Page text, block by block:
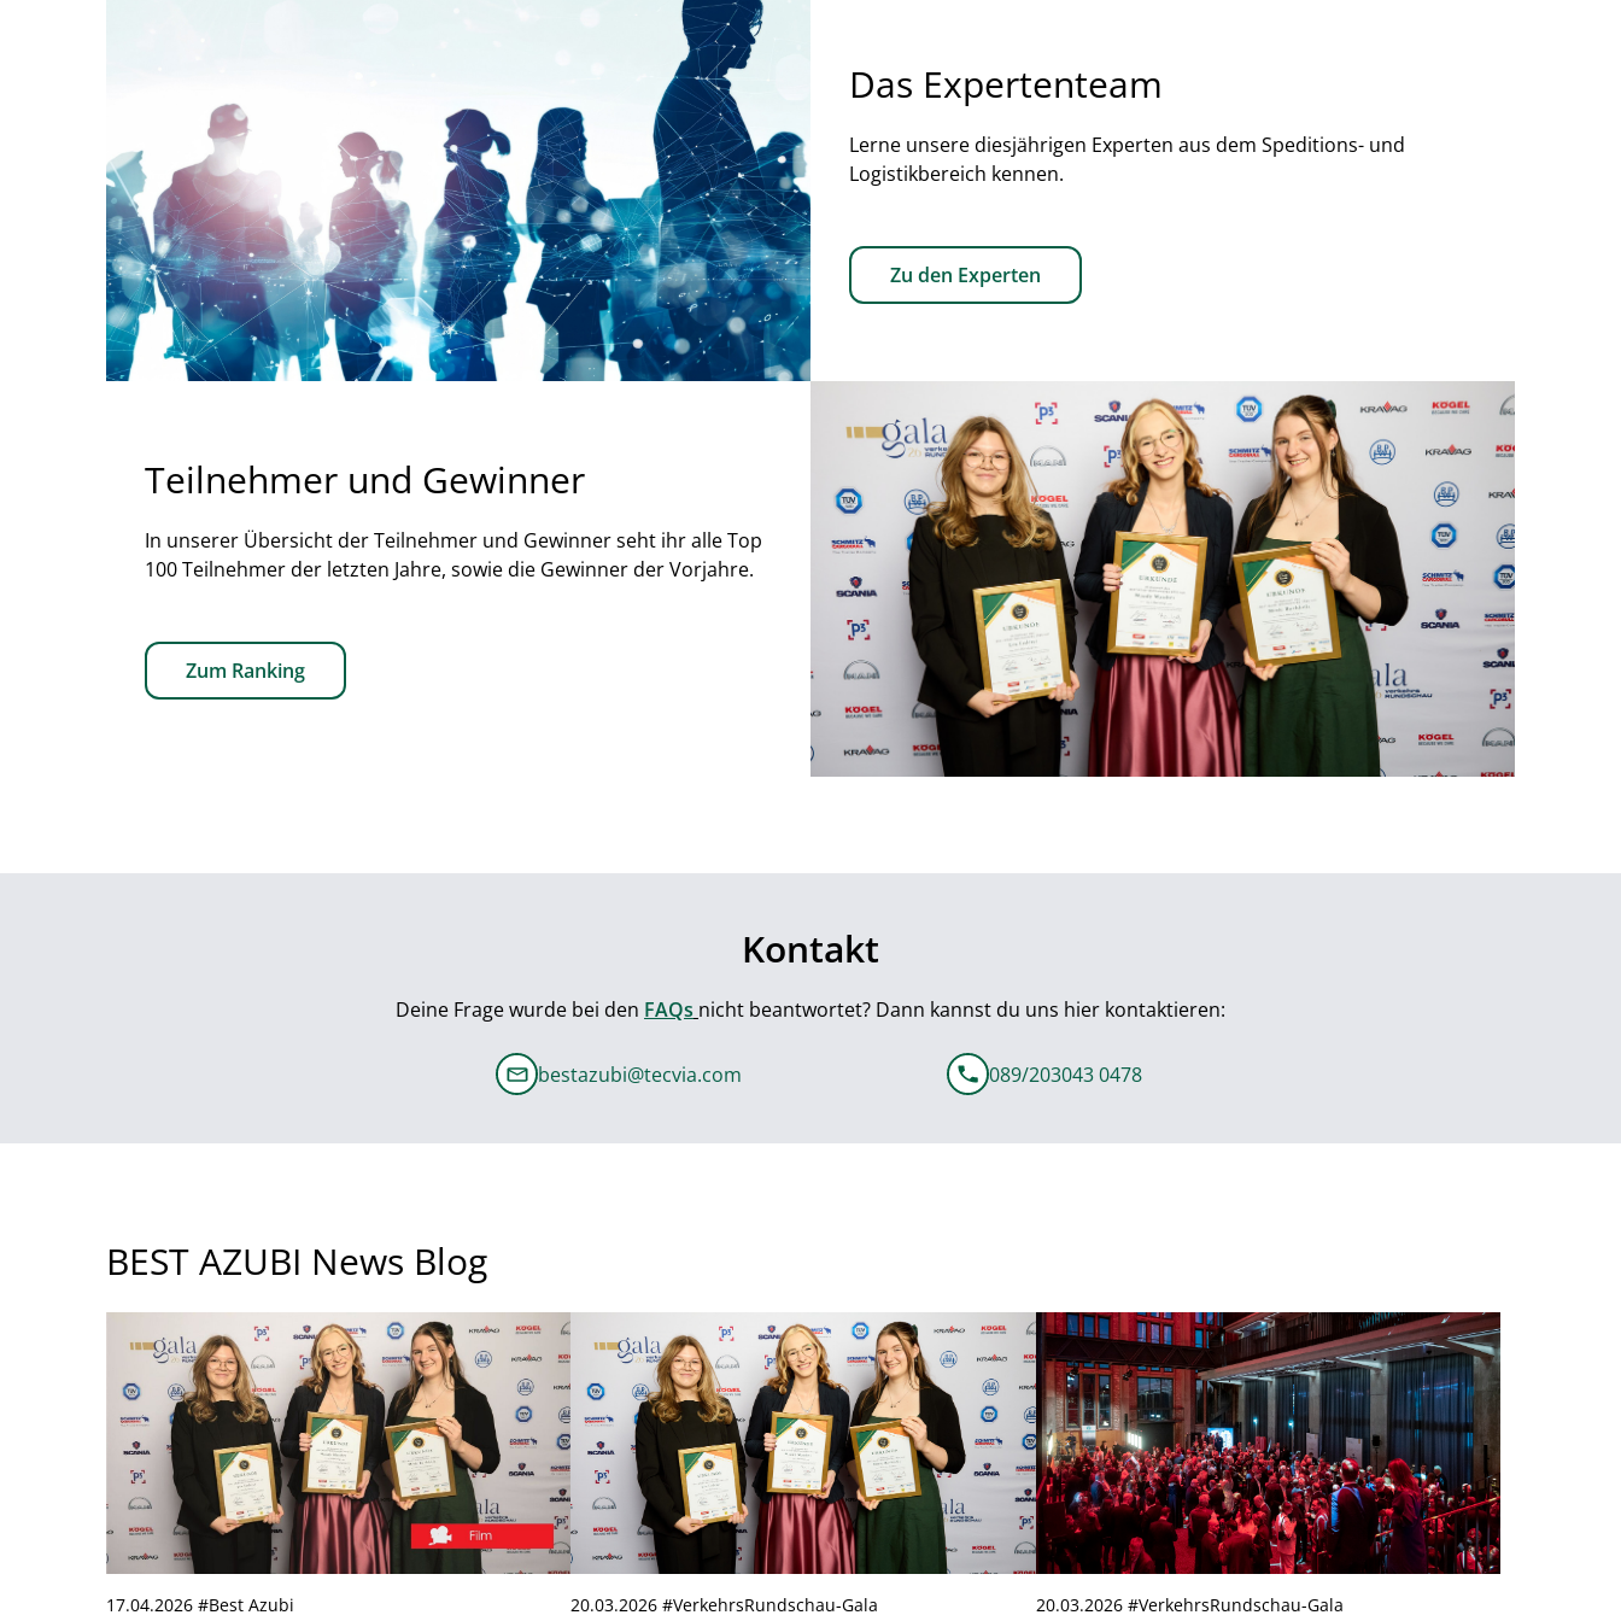
Das Expertenteam
Lerne unsere diesjährigen Experten aus dem Speditions- und
Logistikbereich kennen.
Zu den Experten
Teilnehmer und Gewinner
In unserer Übersicht der Teilnehmer und Gewinner seht ihr alle Top
100 Teilnehmer der letzten Jahre, sowie die Gewinner der Vorjahre.
Zum Ranking
Kontakt
Deine Frage wurde bei den FAQs nicht beantwortet? Dann kannst du uns hier kontaktieren:
bestazubi@tecvia.com 089/203043 0478
BEST AZUBI News Blog
17.04.2026 #Best Azubi 20.03.2026 #VerkehrsRundschau-Gala 20.03.2026 #VerkehrsRundschau-Gala